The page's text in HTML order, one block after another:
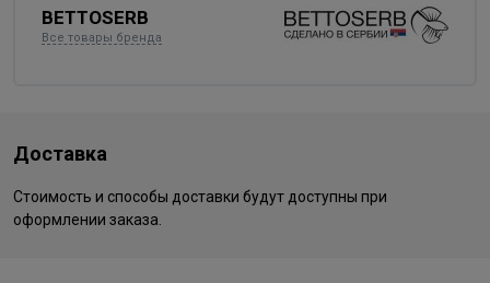
BETTOSERB
Все товары бренда
Доставка
Стоимость и способы доставки будут доступны при
оформлении заказа.